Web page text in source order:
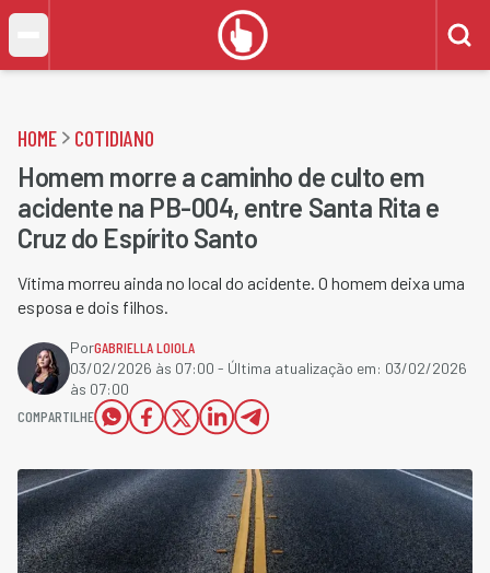
HOME COTIDIANO
Homem morre a caminho de culto em
acidente na PB-004, entre Santa Rita e
Cruz do Espírito Santo
Vítima morreu ainda no local do acidente. O homem deixa uma
esposa e dois filhos.
PorGABRIELLA LOIOLA
03/02/2026 às 07:00 - Última atualização em: 03/02/2026
às 07:00
COMPARTILHE